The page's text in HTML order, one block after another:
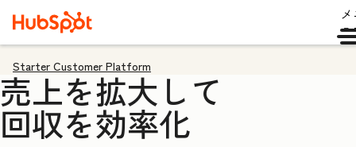
Starter Customer Platform
売上を拡大して
回収を効率化